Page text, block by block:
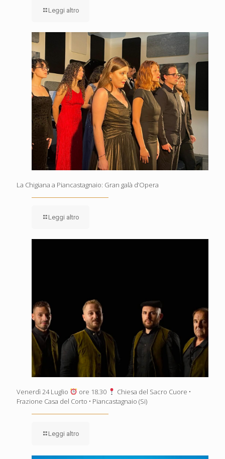
Leggi altro
La Chigiana a Piancastagnaio: Gran galà d’Opera
Leggi altro
Venerdì 24 Luglio ore 18.30
Chiesa del Sacro Cuore •
Frazione Casa del Corto • Piancastagnaio (Si)
Leggi altro